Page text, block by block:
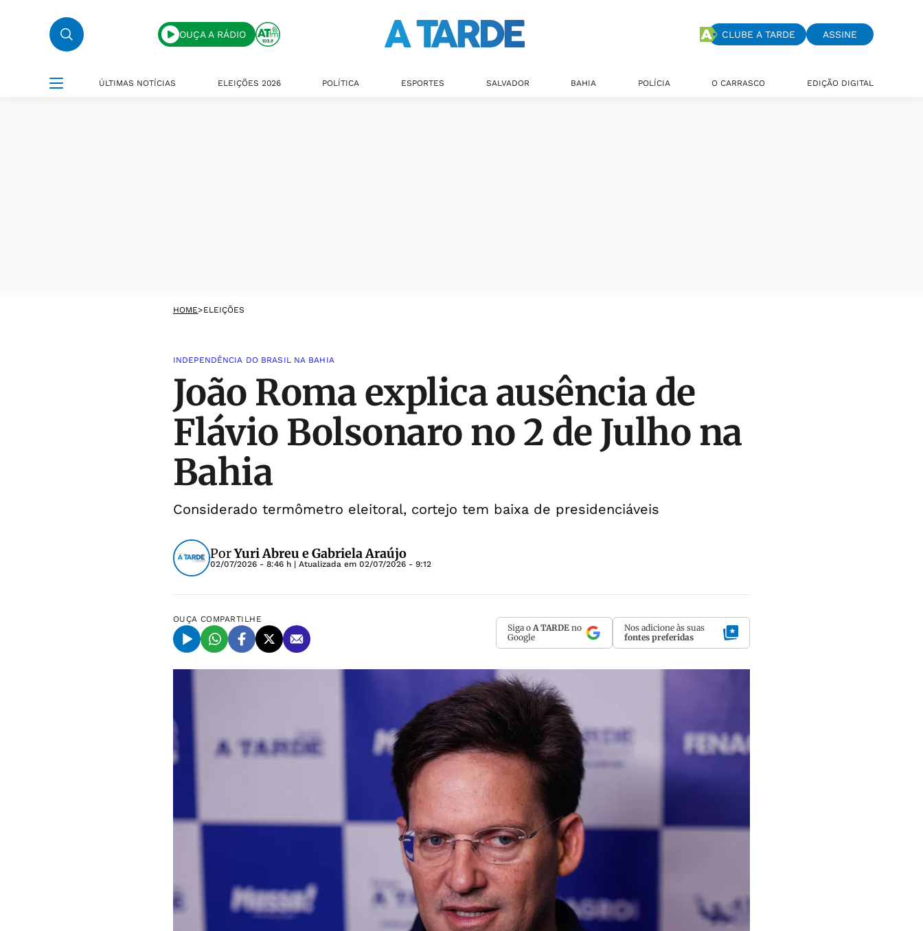
OUÇA A RÁDIO CLUBE A TARDE ASSINE
ÚLTIMAS NOTÍCIAS ELEIÇÕES 2026 POLÍTICA ESPORTES SALVADOR BAHIA POLÍCIA O CARRASCO EDIÇÃO DIGITAL
HOME>ELEIÇÕES
INDEPENDÊNCIA DO BRASIL NA BAHIA
João Roma explica ausência de
Flávio Bolsonaro no 2 de Julho na
Bahia
Considerado termômetro eleitoral, cortejo tem baixa de presidenciáveis
PorYuri Abreu e Gabriela Araújo
02/07/2026 - 8:46 h | Atualizada em 02/07/2026 - 9:12
OUÇA COMPARTILHE
Siga o A TARDE no
Google
Nos adicione às suas
fontes preferidas